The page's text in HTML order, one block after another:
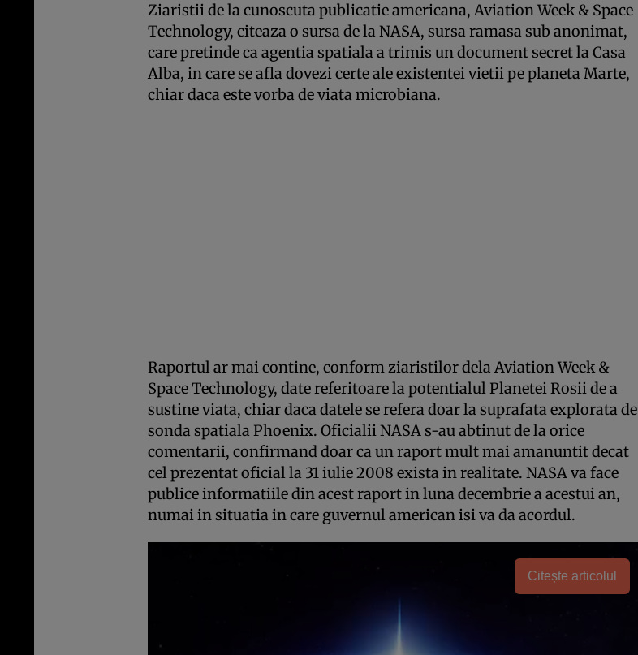
Ziaristii de la cunoscuta publicatie americana, Aviation Week & Space
Technology, citeaza o sursa de la NASA, sursa ramasa sub anonimat,
care pretinde ca agentia spatiala a trimis un document secret la Casa
Alba, in care se afla dovezi certe ale existentei vietii pe planeta Marte,
chiar daca este vorba de viata microbiana.
Raportul ar mai contine, conform ziaristilor dela Aviation Week &
Space Technology, date referitoare la potentialul Planetei Rosii de a
sustine viata, chiar daca datele se refera doar la suprafata explorata de
sonda spatiala Phoenix. Oficialii NASA s-au abtinut de la orice
comentarii, confirmand doar ca un raport mult mai amanuntit decat
cel prezentat oficial la 31 iulie 2008 exista in realitate. NASA va face
publice informatiile din acest raport in luna decembrie a acestui an,
numai in situatia in care guvernul american isi va da acordul.
Citește articolul